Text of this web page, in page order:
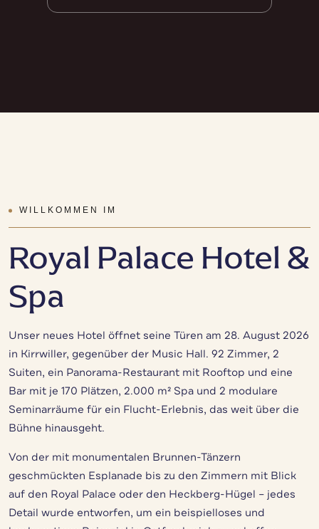
WILLKOMMEN IM
Royal Palace Hotel &
Spa
Unser neues Hotel öffnet seine Türen am 28. August 2026
in Kirrwiller, gegenüber der Music Hall. 92 Zimmer, 2
Suiten, ein Panorama-Restaurant mit Rooftop und eine
Bar mit je 170 Plätzen, 2.000 m² Spa und 2 modulare
Seminarräume für ein Flucht-Erlebnis, das weit über die
Bühne hinausgeht.
Von der mit monumentalen Brunnen-Tänzern
geschmückten Esplanade bis zu den Zimmern mit Blick
auf den Royal Palace oder den Heckberg-Hügel – jedes
Detail wurde entworfen, um ein beispielloses und